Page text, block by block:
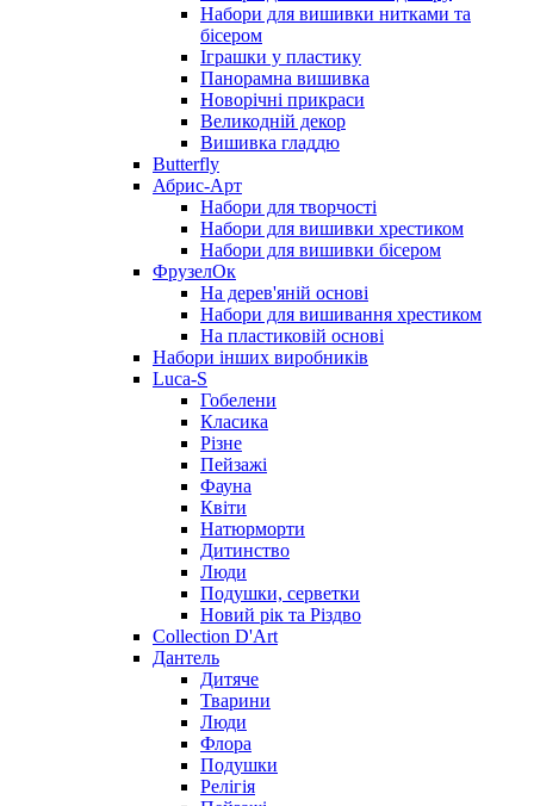
Набори для вишивки нитками та
бісером
Іграшки у пластику
Панорамна вишивка
Новорічні прикраси
Великодній декор
Вишивка гладдю
Butterfly
Абрис-Арт
Набори для творчості
Набори для вишивки хрестиком
Набори для вишивки бісером
ФрузелОк
На дерев'яній основі
Набори для вишивання хрестиком
На пластиковій основі
Набори інших виробників
Luca-S
Гобелени
Класика
Різне
Пейзажі
Фауна
Квіти
Натюрморти
Дитинство
Люди
Подушки, серветки
Новий рік та Різдво
Collection D'Art
Дантель
Дитяче
Тварини
Люди
Флора
Подушки
Релігія